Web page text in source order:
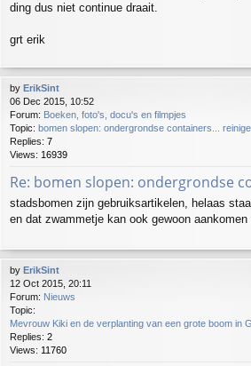
ding dus niet continue draait.
grt erik
by ErikSint
06 Dec 2015, 10:52
Forum: Boeken, foto's, docu's en filmpjes
Topic: bomen slopen: ondergrondse containers...
Replies: 7
Views: 16939
Re: bomen slopen: ondergrondse
stadsbomen zijn gebruiksartikelen, helaas
en dat zwammetje kan ook gewoon aankomen
by ErikSint
12 Oct 2015, 20:11
Forum: Nieuws
Topic:
Mevrouw Kiki en de verplanting van een grote boom in
Replies: 2
Views: 11760